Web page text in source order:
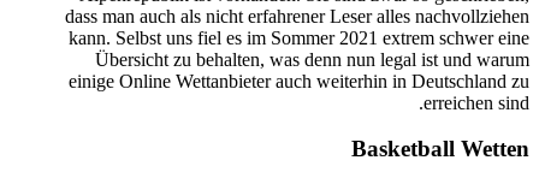
dass man auch als nicht erfahrener Leser alles nachvollziehen
kann. Selbst uns fiel es im Sommer 2021 extrem schwer eine
Übersicht zu behalten, was denn nun legal ist und warum
einige Online Wettanbieter auch weiterhin in Deutschland zu
erreichen sind.
Basketball Wetten